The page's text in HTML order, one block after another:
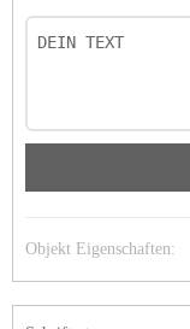
Objekt Eigenschaften: